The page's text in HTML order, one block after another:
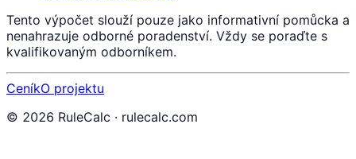
Tento výpočet slouží pouze jako informativní pomůcka a
nenahrazuje odborné poradenství. Vždy se poraďte s
kvalifikovaným odborníkem.
CeníkO projektu
© 2026 RuleCalc · rulecalc.com